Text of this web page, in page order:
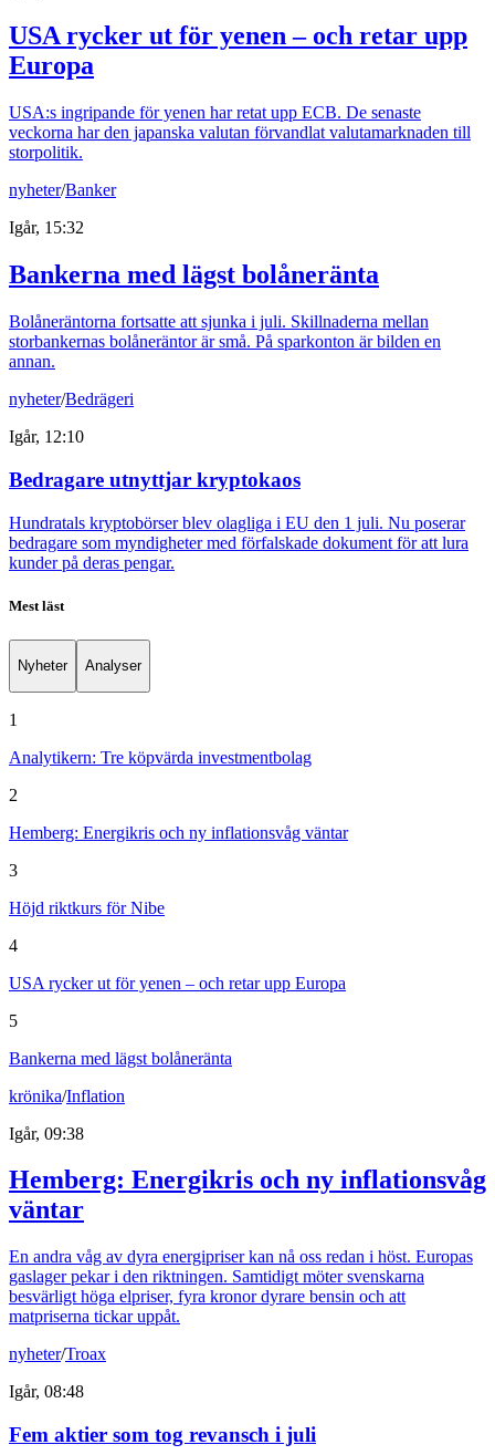
USA rycker ut för yenen – och retar upp
Europa
USA:s ingripande för yenen har retat upp ECB. De senaste
veckorna har den japanska valutan förvandlat valutamarknaden till
storpolitik.
nyheter/Banker
Igår, 15:32
Bankerna med lägst bolåneränta
Bolåneräntorna fortsatte att sjunka i juli. Skillnaderna mellan
storbankernas bolåneräntor är små. På sparkonton är bilden en
annan.
nyheter/Bedrägeri
Igår, 12:10
Bedragare utnyttjar kryptokaos
Hundratals kryptobörser blev olagliga i EU den 1 juli. Nu poserar
bedragare som myndigheter med förfalskade dokument för att lura
kunder på deras pengar.
Mest läst
Nyheter Analyser
1
Analytikern: Tre köpvärda investmentbolag
2
Hemberg: Energikris och ny inflationsvåg väntar
3
Höjd riktkurs för Nibe
4
USA rycker ut för yenen – och retar upp Europa
5
Bankerna med lägst bolåneränta
krönika/Inflation
Igår, 09:38
Hemberg: Energikris och ny inflationsvåg
väntar
En andra våg av dyra energipriser kan nå oss redan i höst. Europas
gaslager pekar i den riktningen. Samtidigt möter svenskarna
besvärligt höga elpriser, fyra kronor dyrare bensin och att
matpriserna tickar uppåt.
nyheter/Troax
Igår, 08:48
Fem aktier som tog revansch i juli